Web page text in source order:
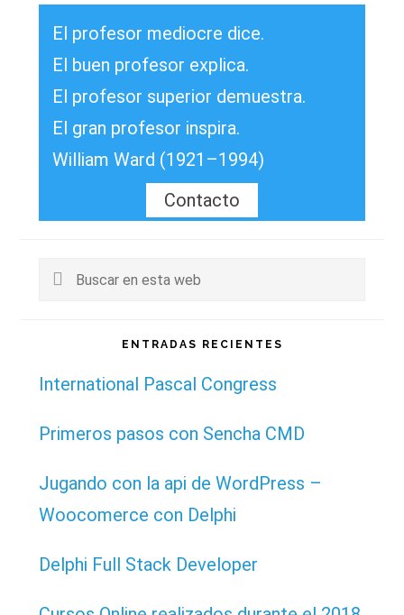
El profesor mediocre dice.
El buen profesor explica.
El profesor superior demuestra.
El gran profesor inspira.
William Ward (1921–1994)
Contacto
Buscar
ENTRADAS RECIENTES
International Pascal Congress
Primeros pasos con Sencha CMD
Jugando con la api de WordPress –
Woocomerce con Delphi
Delphi Full Stack Developer